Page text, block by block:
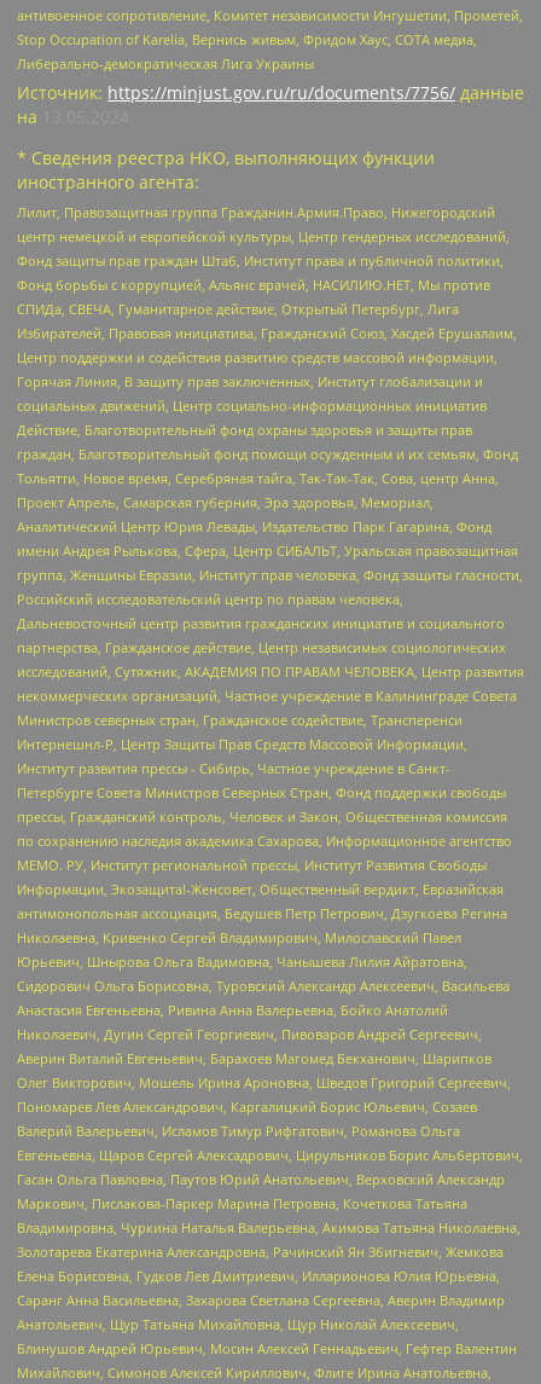
антивоенное сопротивление, Комитет независимости Ингушетии, Прометей,
Stop Occupation of Karelia, Вернись живым, Фридом Хаус, СОТА медиа,
Либерально-демократическая Лига Украины
Источник: https://minjust.gov.ru/ru/documents/7756/ данные
на
* Сведения реестра НКО, выполняющих функции
иностранного агента:
Лилит, Правозащитная группа Гражданин.Армия.Право, Нижегородский
центр немецкой и европейской культуры, Центр гендерных исследований,
Фонд защиты прав граждан Штаб, Институт права и публичной политики,
Фонд борьбы с коррупцией, Альянс врачей, НАСИЛИЮ.НЕТ, Мы против
СПИДа, СВЕЧА, Гуманитарное действие, Открытый Петербург, Лига
Избирателей, Правовая инициатива, Гражданский Союз, Хасдей Ерушалаим,
Центр поддержки и содействия развитию средств массовой информации,
Горячая Линия, В защиту прав заключенных, Институт глобализации и
социальных движений, Центр социально-информационных инициатив
Действие, Благотворительный фонд охраны здоровья и защиты прав
граждан, Благотворительный фонд помощи осужденным и их семьям, Фонд
Тольятти, Новое время, Серебряная тайга, Так-Так-Так, Сова, центр Анна,
Проект Апрель, Самарская губерния, Эра здоровья, Мемориал,
Аналитический Центр Юрия Левады, Издательство Парк Гагарина, Фонд
имени Андрея Рылькова, Сфера, Центр СИБАЛЬТ, Уральская правозащитная
группа, Женщины Евразии, Институт прав человека, Фонд защиты гласности,
Российский исследовательский центр по правам человека,
Дальневосточный центр развития гражданских инициатив и социального
партнерства, Гражданское действие, Центр независимых социологических
исследований, Сутяжник, АКАДЕМИЯ ПО ПРАВАМ ЧЕЛОВЕКА, Центр развития
некоммерческих организаций, Частное учреждение в Калининграде Совета
Министров северных стран, Гражданское содействие, Трансперенси
Интернешнл-Р, Центр Защиты Прав Средств Массовой Информации,
Институт развития прессы - Сибирь, Частное учреждение в Санкт-
Петербурге Совета Министров Северных Стран, Фонд поддержки свободы
прессы, Гражданский контроль, Человек и Закон, Общественная комиссия
по сохранению наследия академика Сахарова, Информационное агентство
МЕМО. РУ, Институт региональной прессы, Институт Развития Свободы
Информации, Экозащита!-Женсовет, Общественный вердикт, Евразийская
антимонопольная ассоциация, Бедушев Петр Петрович, Дзугкоева Регина
Николаевна, Кривенко Сергей Владимирович, Милославский Павел
Юрьевич, Шнырова Ольга Вадимовна, Чанышева Лилия Айратовна,
Сидорович Ольга Борисовна, Туровский Александр Алексеевич, Васильева
Анастасия Евгеньевна, Ривина Анна Валерьевна, Бойко Анатолий
Николаевич, Дугин Сергей Георгиевич, Пивоваров Андрей Сергеевич,
Аверин Виталий Евгеньевич, Барахоев Магомед Бекханович, Шарипков
Олег Викторович, Мошель Ирина Ароновна, Шведов Григорий Сергеевич,
Пономарев Лев Александрович, Каргалицкий Борис Юльевич, Созаев
Валерий Валерьевич, Исламов Тимур Рифгатович, Романова Ольга
Евгеньевна, Щаров Сергей Алексадрович, Цирульников Борис Альбертович,
Гасан Ольга Павловна, Паутов Юрий Анатольевич, Верховский Александр
Маркович, Пислакова-Паркер Марина Петровна, Кочеткова Татьяна
Владимировна, Чуркина Наталья Валерьевна, Акимова Татьяна Николаевна,
Золотарева Екатерина Александровна, Рачинский Ян Збигневич, Жемкова
Елена Борисовна, Гудков Лев Дмитриевич, Илларионова Юлия Юрьевна,
Саранг Анна Васильевна, Захарова Светлана Сергеевна, Аверин Владимир
Анатольевич, Щур Татьяна Михайловна, Щур Николай Алексеевич,
Блинушов Андрей Юрьевич, Мосин Алексей Геннадьевич, Гефтер Валентин
Михайлович, Симонов Алексей Кириллович, Флиге Ирина Анатольевна,